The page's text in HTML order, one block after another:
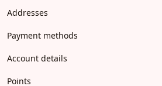
Addresses
Payment methods
Account details
Points